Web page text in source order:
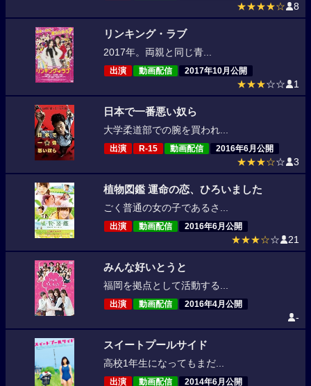
★★★★☆ 8
リンキング・ラブ
2017年。両親と同じ青...
出演 動画配信 2017年10月公開
★★★☆☆ 1
日本で一番悪い奴ら
大学柔道部での腕を買われ...
出演 R-15 動画配信 2016年6月公開
★★★☆☆ 3
植物図鑑 運命の恋、ひろいました
ごく普通の女の子であるさ...
出演 動画配信 2016年6月公開
★★★☆☆ 21
みんな好いとうと
福岡を拠点として活動する...
出演 動画配信 2016年4月公開
-
スイートプールサイド
高校1年生になってもまだ...
出演 動画配信 2014年6月公開